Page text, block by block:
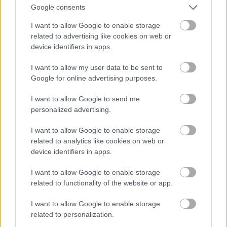
Google consents
I want to allow Google to enable storage
related to advertising like cookies on web or
device identifiers in apps.
I want to allow my user data to be sent to
Google for online advertising purposes.
I want to allow Google to send me
personalized advertising.
I want to allow Google to enable storage
related to analytics like cookies on web or
device identifiers in apps.
I want to allow Google to enable storage
related to functionality of the website or app.
I want to allow Google to enable storage
related to personalization.
Dr. Apinis
LA.LV Google ziņās Pievienot
LA.LV aicina portāla lietotājus, rakstot komentārus, ievērot
pieklājību, nekurināt naidu un iztikt bez rupjībām.
Pievieno komentāru
LASĪTĀKIE
Ārsti nosauc četrus augļus ar kuru ēšanu
Atcelt Ziņot